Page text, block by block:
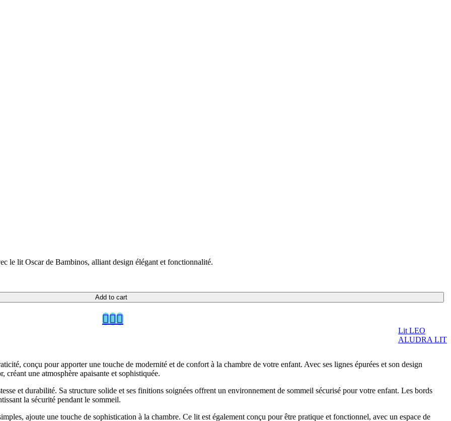
le lit Oscar de Bambinos, alliant design élégant et fonctionnalité.
Add to cart
Lit LEO
ALUDRA LIT
conçu pour apporter une touche de modernité et de confort à la chambre de votre enfant. Avec ses lignes épurées et son design
créant une atmosphère apaisante et sophistiquée.
et durabilité. Sa structure solide et ses finitions soignées offrent un environnement de sommeil sécurisé pour votre enfant. Les bords
la sécurité pendant le sommeil.
ajoute une touche de sophistication à la chambre. Ce lit est également conçu pour être pratique et fonctionnel, avec un espace de